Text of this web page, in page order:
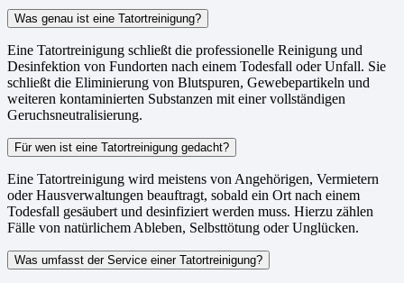
Was genau ist eine Tatortreinigung?
Eine Tatortreinigung schließt die professionelle Reinigung und
Desinfektion von Fundorten nach einem Todesfall oder Unfall. Sie
schließt die Eliminierung von Blutspuren, Gewebepartikeln und
weiteren kontaminierten Substanzen mit einer vollständigen
Geruchsneutralisierung.
Für wen ist eine Tatortreinigung gedacht?
Eine Tatortreinigung wird meistens von Angehörigen, Vermietern
oder Hausverwaltungen beauftragt, sobald ein Ort nach einem
Todesfall gesäubert und desinfiziert werden muss. Hierzu zählen
Fälle von natürlichem Ableben, Selbsttötung oder Unglücken.
Was umfasst der Service einer Tatortreinigung?